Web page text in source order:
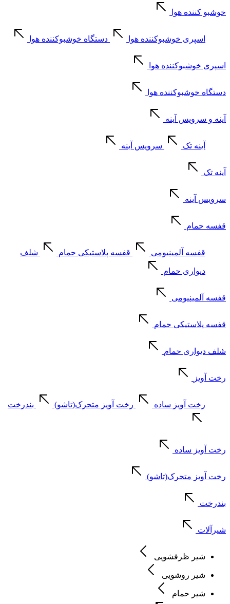
خوشبو کننده هوا
اسپری خوشبوکننده هوا دستگاه خوشبوکننده هوا
اسپری خوشبوکننده هوا
دستگاه خوشبوکننده هوا
آینه و سرویس آینه
آینه تک سرویس آینه
آینه تک
سرویس آینه
قفسه حمام
قفسه آلمینیومی قفسه پلاستیکی حمام شلف
دیواری حمام
قفسه آلمینیومی
قفسه پلاستیکی حمام
شلف دیواری حمام
رخت آویز
رخت آویز ساده رخت آویز متحرک(تاشو) بندرخت
رخت آویز ساده
رخت آویز متحرک(تاشو)
بندرخت
شیرآلات
شیر ظرفشویی
شیر روشویی
شیر حمام